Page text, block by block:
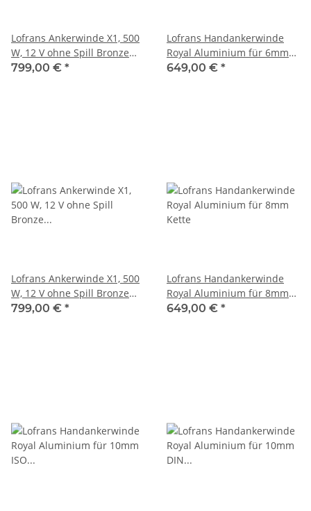
Lofrans Ankerwinde X1, 500
W, 12 V ohne Spill Bronze
für 6mm Kette
799,00 € *
Lofrans Handankerwinde
Royal Aluminium für 6mm
Kette
649,00 € *
Lofrans Ankerwinde X1, 500
W, 12 V ohne Spill Bronze
für 8mm Kette
799,00 € *
Lofrans Handankerwinde
Royal Aluminium für 8mm
Kette
649,00 € *